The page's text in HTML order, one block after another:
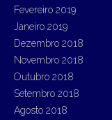
Fevereiro 2019
Janeiro 2019
Dezembro 2018
Novembro 2018
Outubro 2018
Setembro 2018
Agosto 2018